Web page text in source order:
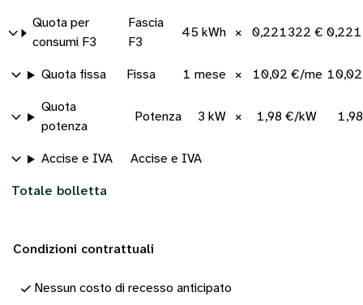
Quota per
consumi F3
Fascia
F3
45 kWh × 0,221322 €/kWh
Quota fissa Fissa 1 mese × 10,02 €/mese
Quota
potenza
Potenza 3 kW × 1,98 €/kW
Accise e IVA Accise e IVA
Totale bolletta
Condizioni contrattuali
Nessun costo di recesso anticipato